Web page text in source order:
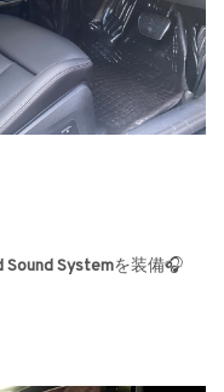
Sound Systemを装備🎧